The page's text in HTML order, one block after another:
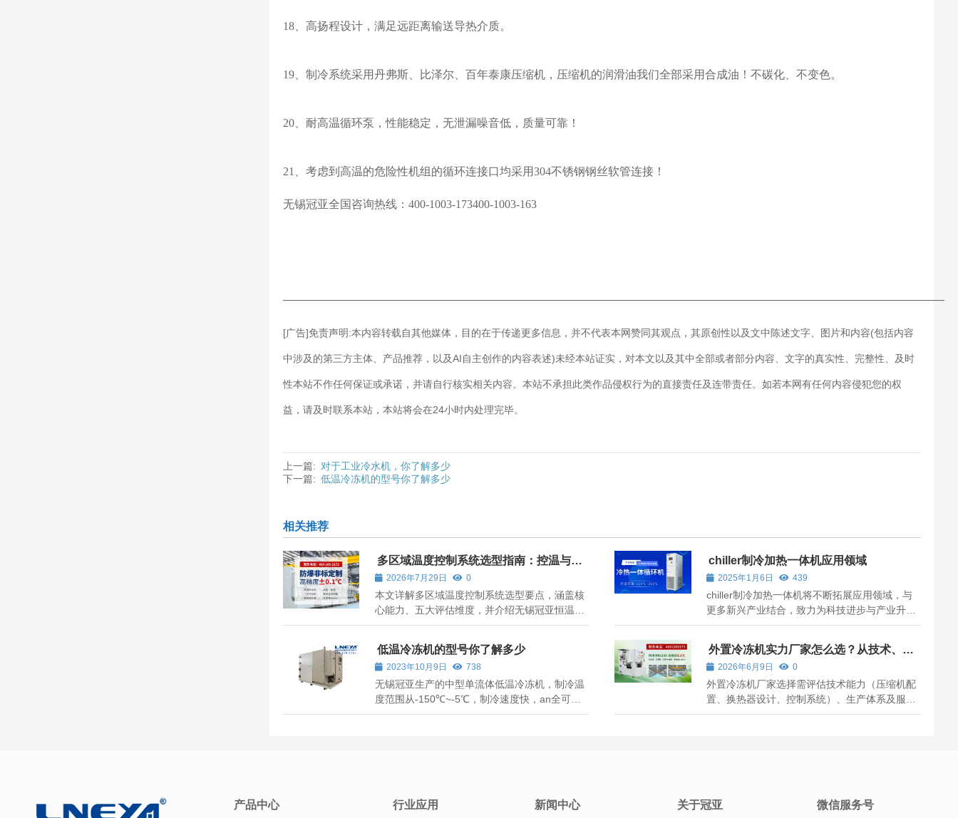
18、高扬程设计，满足远距离输送导热介质。
19、制冷系统采用丹弗斯、比泽尔、百年泰康压缩机，压缩机的润滑油我们全部采用合成油！不碳化、不变色。
20、耐高温循环泵，性能稳定，无泄漏噪音低，质量可靠！
21、考虑到高温的危险性机组的循环连接口均采用304不锈钢钢丝软管连接！
无锡冠亚全国咨询热线： 400-1003-173400-1003-163
——————————————————————————————————————————————————————————
[广告]免责声明:本内容转载自其他媒体，目的在于传递更多信息，并不代表本网赞同其观点，其原创性以及文中陈述文字、图片和内容(包括内容
中涉及的第三方主体、产品推荐，以及AI自主创作的内容表述)未经本站证实，对本文以及其中全部或者部分内容、文字的真实性、完整性、及时
性本站不作任何保证或承诺，并请自行核实相关内容。本站不承担此类作品侵权行为的直接责任及连带责任。如若本网有任何内容侵犯您的权
益，请及时联系本站，本站将会在24小时内处理完毕。
上一篇: 对于工业冷水机，你了解多少
下一篇: 低温冷冻机的型号你了解多少
相关推荐
多区域温度控制系统选型指南：控温与供
应商评估要点
2026年7月29日 0
本文详解多区域温度控制系统选型要点，涵盖核
心能力、五大评估维度，并介绍无锡冠亚恒温的
高精度宽温域解决方案。
chiller制冷加热一体机应用领域
2025年1月6日 439
chiller制冷加热一体机将不断拓展应用领域，与
更多新兴产业结合，致力为科技进步与产业升级
注入动力。
低温冷冻机的型号你了解多少
2023年10月9日 738
无锡冠亚生产的中型单流体低温冷冻机，制冷温
度范围从-150℃~-5℃，制冷速度快，an全可
靠，用于液体快速制冷，广泛应用于石化，医
外置冷冻机实力厂家怎么选？从技术、资
质到服务的完整评估指南
2026年6月9日 0
外置冷冻机厂家选择需评估技术能力（压缩机配
置、换热器设计、控制系统）、生产体系及服务
响应。本文提供选型指标与实地化建议，帮助采
产品中心 行业应用 新闻中心 关于冠亚 微信服务号